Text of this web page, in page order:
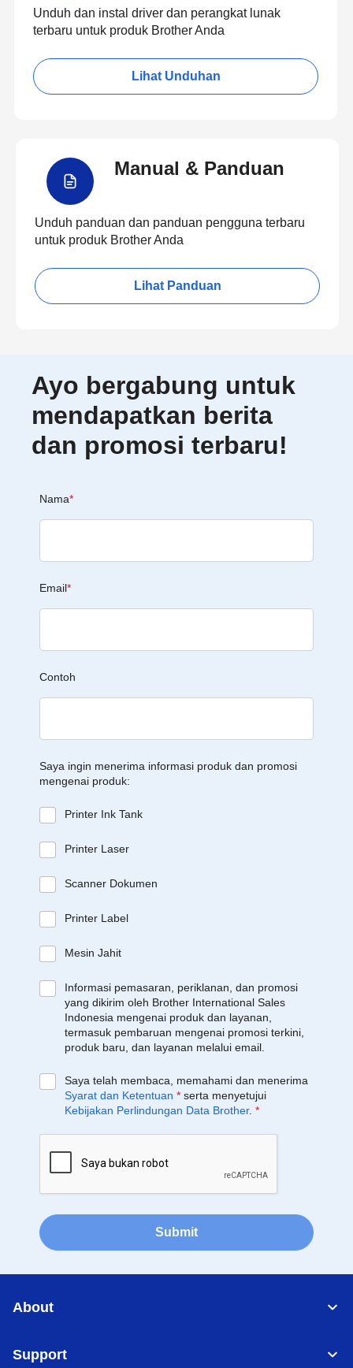
Unduh dan instal driver dan perangkat lunak
terbaru untuk produk Brother Anda
Lihat Unduhan
Manual & Panduan
Unduh panduan dan panduan pengguna terbaru
untuk produk Brother Anda
Lihat Panduan
Ayo bergabung untuk
mendapatkan berita
dan promosi terbaru!
Nama*
Email*
Contoh
Saya ingin menerima informasi produk dan promosi
mengenai produk:
Printer Ink Tank
Printer Laser
Scanner Dokumen
Printer Label
Mesin Jahit
Informasi pemasaran, periklanan, dan promosi
yang dikirim oleh Brother International Sales
Indonesia mengenai produk dan layanan,
termasuk pembaruan mengenai promosi terkini,
produk baru, dan layanan melalui email.
Saya telah membaca, memahami dan menerima
Syarat dan Ketentuan * serta menyetujui
Kebijakan Perlindungan Data Brother. *
Submit
About
Support